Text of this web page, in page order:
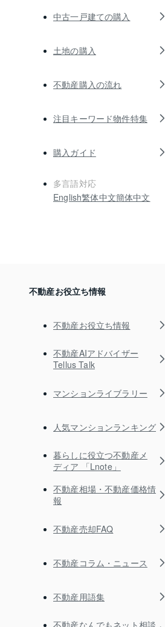
中古一戸建ての購入
土地の購入
不動産購入の流れ
注目キーワード物件特集
購入ガイド
多言語対応
English繁体中文簡体中文
不動産お役立ち情報
不動産お役立ち情報
不動産AIアドバイザー
Tellus Talk
マンションライブラリー
人気マンションランキング
暮らしに役立つ不動産メ
ディア 「Lnote」
不動産相場・不動産価格情
報
不動産売却FAQ
不動産コラム・ニュース
不動産用語集
不動産なんでもネット相談